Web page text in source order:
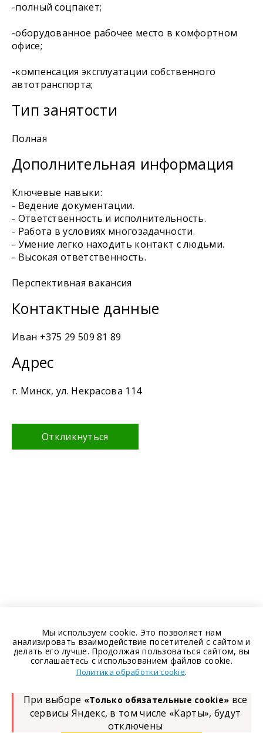
-полный соцпакет;
-оборудованное рабочее место в комфортном
офисе;
-компенсация эксплуатации собственного
автотранспорта;
Тип занятости
Полная
Дополнительная информация
Ключевые навыки:
- Ведение документации.
- Ответственность и исполнительность.
- Работа в условиях многозадачности.
- Умение легко находить контакт с людьми.
- Высокая ответственность.
Перспективная вакансия
Контактные данные
Иван +375 29 509 81 89
Адрес
г. Минск, ул. Некрасова 114
Откликнуться
Мы используем cookie. Это позволяет нам
анализировать взаимодействие посетителей с сайтом и
делать его лучше. Продолжая пользоваться сайтом, вы
соглашаетесь с использованием файлов cookie.
Политика обработки cookie.
При выборе «Только обязательные cookie» все
сервисы Яндекс, в том числе «Карты», будут
отключены